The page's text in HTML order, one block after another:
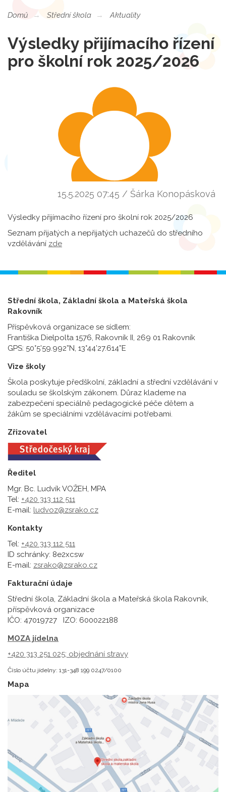
Domů Střední škola Aktuality
Výsledky přijímacího řízení
pro školní rok 2025/2026
15.5.2025 07:45 / Šárka Konopásková
Výsledky přijímacího řízení pro školní rok 2025/2026
Seznam přijatých a nepřijatých uchazečů do středního
vzdělávání zde
Střední škola, Základní škola a Mateřská škola
Rakovník
Příspěvková organizace se sídlem:
Františka Dielpolta 1576, Rakovník II, 269 01 Rakovník
GPS: 50°5’59.992”N, 13°44’27.614”E
Vize školy
Škola poskytuje předškolní, základní a střední vzdělávání v
souladu se školským zákonem. Důraz klademe na
zabezpečení speciálně pedagogické péče dětem a
žákům se speciálními vzdělávacími potřebami.
Zřizovatel
Ředitel
Mgr. Bc. Ludvík VOŽEH, MPA
Tel: +420 313 112 511
E-mail: ludvoz@zsrako.cz
Kontakty
Tel: +420 313 112 511
ID schránky: 8e2xcsw
E-mail: zsrako@zsrako.cz
Fakturační údaje
Střední škola, Základní škola a Mateřská škola Rakovník,
příspěvková organizace
IČO: 47019727 IZO: 600022188
MOZA jídelna
+420 313 251 025; objednání stravy
Číslo účtu jídelny: 131-348 199 0247/0100
Mapa